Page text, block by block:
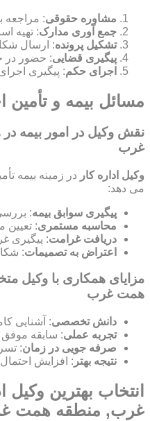
مشاوره حقوقی: مراجعه
جمع آوری مدارک: تهیه
تشکیل پرونده: ارسال
پیگیری قضایی: حضور در
اجرای حکم: پیگیری
مسائل بیمه و تأمین
نقش وکیل در امور بیمه
غرب
وکیل اداره کار در زمینه بیمه
می دهد:
پیگیری سوابق بیمه:
محاسبه مستمری: تعیین
دریافت غرامت: پیگیری
اعتراض به تصمیمات:
مزایای همکاری با
همت غرب
دانش تخصصی: آشنایی
تجربه عملی: سابقه موفق
صرفه جویی در زمان:
نتیجه بهتر : افزایش
انتخاب بهترین
غرب, منطقه همت